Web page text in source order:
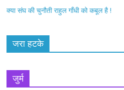
क्या संघ की चुनौती राहुल गाँधी को कबूल है !
जरा हटके
जुर्म